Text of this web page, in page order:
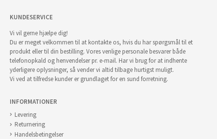
KUNDESERVICE
Vi vil gerne hjælpe dig!
Du er meget velkommen til at kontakte os, hvis du har spørgsmål til et
produkt eller til din bestilling. Vores venlige personale besvarer både
telefonopkald og henvendelser pr. e-mail. Har vi brug for at indhente
yderligere oplysninger, så vender vi altid tilbage hurtigst muligt.
Vi ved at tilfredse kunder er grundlaget for en sund forretning.
INFORMATIONER
Levering
Returnering
Handelsbetingelser